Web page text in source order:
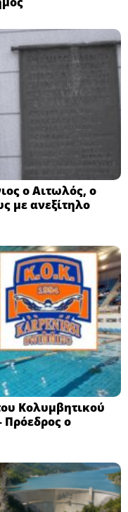
ο Αιτωλός, ο
με ανεξίτηλο
Κολυμβητικού
ο